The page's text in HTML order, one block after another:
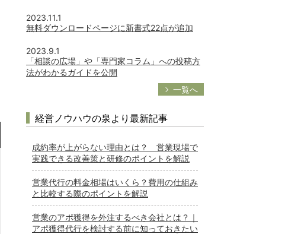
2023.11.1
無料ダウンロードページに新書式22点が追加
2023.9.1
「相談の広場」や「専門家コラム」への投稿方
法がわかるガイドを公開
一覧へ
経営ノウハウの泉より最新記事
成約率が上がらない理由とは？ 営業現場で
実践できる改善策と研修のポイントを解説
営業代行の料金相場はいくら？費用の仕組み
と比較する際のポイントを解説
営業のアポ獲得を外注するべき会社とは？｜
アポ獲得代行を検討する前に知っておきたい